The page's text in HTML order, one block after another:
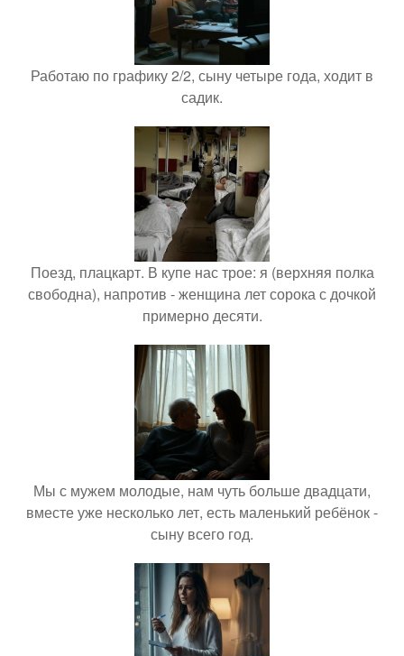
Работаю по графику 2/2, сыну четыре года, ходит в
садик.
Поезд, плацкарт. В купе нас трое: я (верхняя полка
свободна), напротив - женщина лет сорока с дочкой
примерно десяти.
Мы с мужем молодые, нам чуть больше двадцати,
вместе уже несколько лет, есть маленький ребёнок -
сыну всего год.